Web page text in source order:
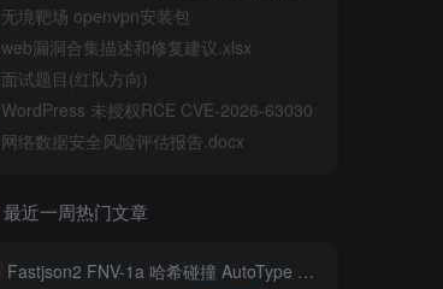
无境靶场 openvpn安装包
web漏洞合集描述和修复建议.xlsx
面试题目(红队方向)
WordPress 未授权RCE CVE-2026-63030
网络数据安全风险评估报告.docx
最近一周热门文章
Fastjson2 FNV-1a 哈希碰撞 AutoType 绕过远程代码执行